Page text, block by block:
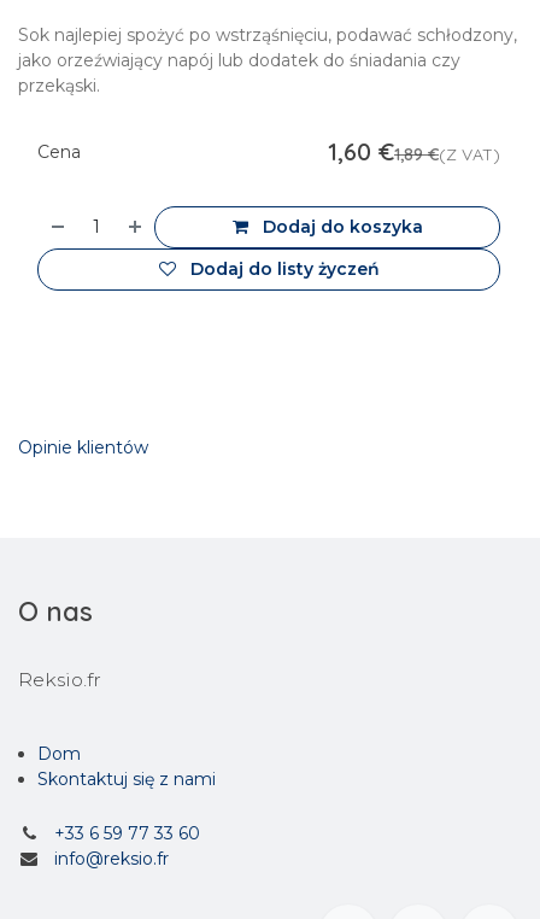
Sok najlepiej spożyć po wstrząśnięciu, podawać schłodzony,
jako orzeźwiający napój lub dodatek do śniadania czy
przekąski.
Dodaj do koszyka
Dodaj do listy życzeń
Cena 1,60 €1,89€(Z VAT)
Opinie klientów
O nas
Reksio.fr
Dom
Skontaktuj się z nami
+33 6 59 77 33 60
info@reksio.fr